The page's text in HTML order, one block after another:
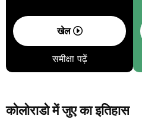
खेल
समीक्षा पढ़ें
कोलोराडो में जुए का इतिहास